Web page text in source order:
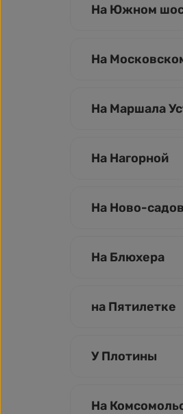
На Южном
На
На Маршала
На Нагорной
На Ново-
На Блюхера
на Пятилетке
У Плотины
На